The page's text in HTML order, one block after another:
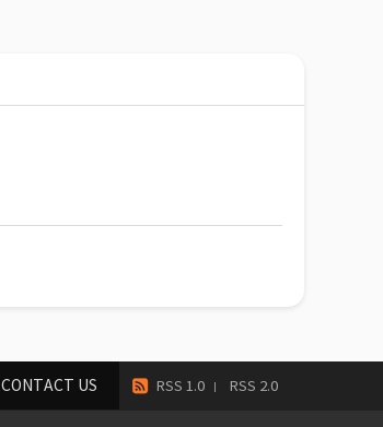
RSS 1.0 RSS 2.0
CONTACT US